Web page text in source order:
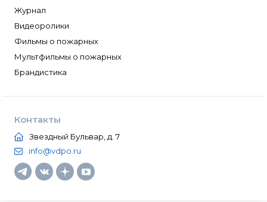
Журнал
Видеоролики
Фильмы о пожарных
Мультфильмы о пожарных
Брандистика
Контакты
Звездный Бульвар, д. 7
info@vdpo.ru